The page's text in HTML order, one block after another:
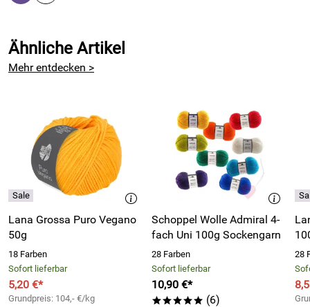
Materialverbrauch (lt. Hersteller): 1 Paar Sockengröße 43
ca. 100g; 1 Paar Kniestrümpfe bis Gr. 40
Grund von Kameraeinstellungen oder abweichender
Bildschirmeinstellungen können die tatsächlichen Farben
von den Fotos abweichen.
Bitte beachten Sie auch unsere weitere Sockenwolle, sowie
unsere passenden
Nadelspiele
Hersteller: Laines du Nord, Via E. Fermi, 19, 10051 Avigliana
(TO), Italy, https://www.lainesdunord.it/
Ähnliche Artikel
Mehr entdecken >
Lana Grossa Puro Vegano
50g
18 Farben
Sofort lieferbar
5,20 €*
Grundpreis: 104,- €/kg
Schoppel Wolle Admiral 4-
fach Uni 100g Sockengarn
28 Farben
Sofort lieferbar
10,90 €*
***** (6)
28